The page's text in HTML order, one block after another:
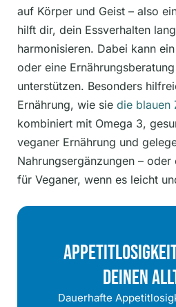
auf Körper und Geist – also
hilft dir, dein Essverhalten
harmonisieren. Dabei kann
oder eine
unterstützen. Besonders
Ernährung, wie sie die blauen
kombiniert mit Omega 3,
veganer Ernährung und
Nahrungsergänzungen –
für Veganer, wenn es leicht
Deinen
Dauerhafte